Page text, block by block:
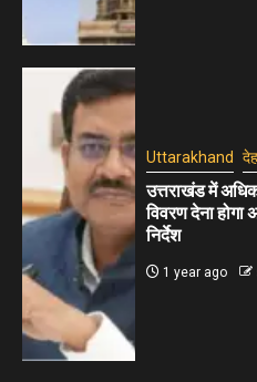
Uttarakhand
उत्तराखंड में
विवरण देना होगा
निर्देश
1 year ago